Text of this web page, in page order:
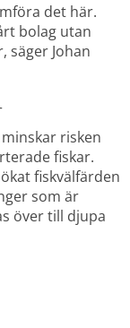
det här.
bolag utan
säger Johan
risken
fiskar.
fiskvälfärden
som är
över till djupa